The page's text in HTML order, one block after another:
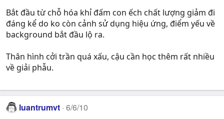
Bắt đầu từ chỗ hóa khỉ đấm con ếch chất lượng giảm đi
đáng kể do ko còn cảnh sử dụng hiệu ứng, điểm yếu về
background bắt đầu lộ ra.
Thân hình cởi trần quá xấu, cậu cần học thêm rất nhiều
về giải phẫu.
luantrumvt 6/6/10